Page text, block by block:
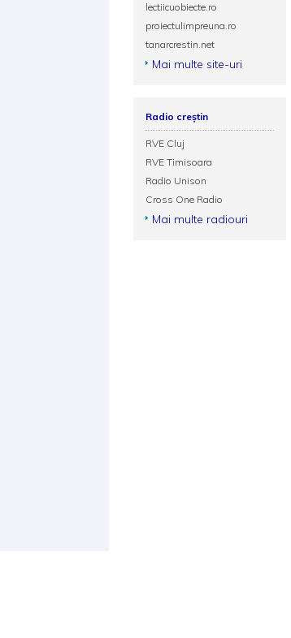
lectiicuobiecte.ro
proiectulimpreuna.ro
tanarcrestin.net
Mai multe site-uri
Radio creștin
RVE Cluj
RVE Timisoara
Radio Unison
Cross One Radio
Mai multe radiouri